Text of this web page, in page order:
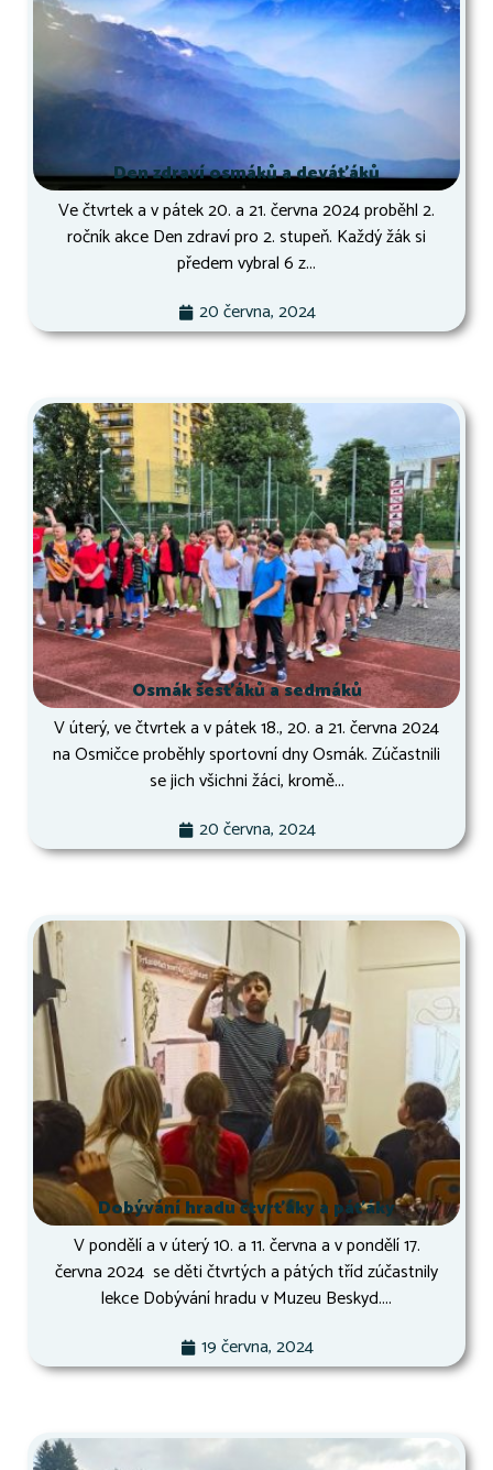
Den zdraví osmáků a deváťáků
Ve čtvrtek a v pátek 20. a 21. června 2024 proběhl 2.
ročník akce Den zdraví pro 2. stupeň. Každý žák si
předem vybral 6 z...
20 června, 2024
Osmák šesťáků a sedmáků
V úterý, ve čtvrtek a v pátek 18., 20. a 21. června 2024
na Osmičce proběhly sportovní dny Osmák. Zúčastnili
se jich všichni žáci, kromě...
20 června, 2024
Dobývání hradu čtvrťáky a páťáky
V pondělí a v úterý 10. a 11. června a v pondělí 17.
června 2024 se děti čtvrtých a pátých tříd zúčastnily
lekce Dobývání hradu v Muzeu Beskyd....
19 června, 2024